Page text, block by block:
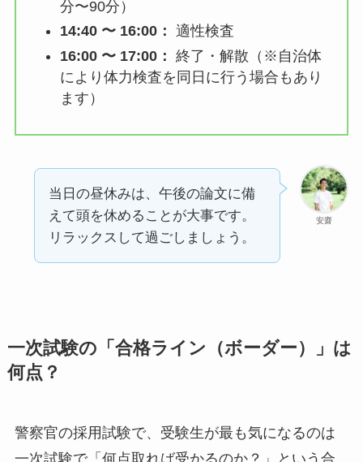
分〜90分）
14:40 〜 16:00： 適性検査
16:00 〜 17:00： 終了・解散（※自治体
により体力検査を同日に行う場合もあり
ます）
安齋
当日の昼休みは、午後の論文に備
えて頭を休めることが大事です。
リラックスして過ごしましょう。
一次試験の「合格ライン（ボーダー）」は
何点？
警察官の採用試験で、受験生が最も気になるのは